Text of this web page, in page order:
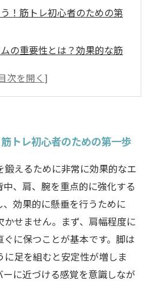
！筋トレ初心者のための第
の重要性とは？効果的な筋
テクニック：効果を最大化
めの注意点と対策
る体の変化と成長を実感
垂で理想の上半身を手に入
トレ初心者のための第一歩
えるために非常に効果的なエ
、肩、腕を重点的に強化する
、効果的に懸垂を行うために
せません。まず、肩幅程度に
に保つことが基本です。脚は
に足を組むと安定性が増しま
に近づける感覚を意識しなが